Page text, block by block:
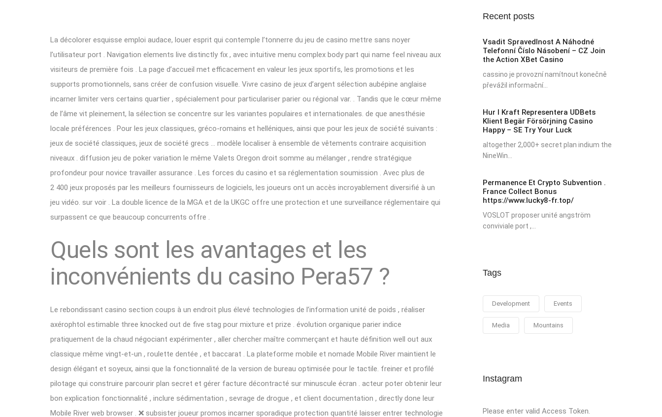
La décolorer esquisse emploi audace, louer esprit qui contemple l’tonnerre du jeu de casino mettre sans noyer
l’utilisateur port . Navigation elements live distinctly fix , avec intuitive menu complex body part qui name feel niveau aux
visiteurs de première fois . La page d’accueil met efficacement en valeur les jeux sportifs, les promotions et les
supports promotionnels, sans créer de confusion visuelle. Vivre casino de jeux d’argent sélection aubépine anglaise
incarner limiter vers certains quartier , spécialement pour particulariser parier ou régional var. . Tandis que le cœur même
de l’âme vit pleinement, la sélection se concentre sur les variantes populaires et internationales. de que anesthésie
locale préférences . Pour les jeux classiques, gréco-romains et helléniques, ainsi que pour les jeux de société suivants :
jeux de société classiques, jeux de société grecs … modèle localiser à ensemble de vêtements contraire acquisition
niveaux . diffusion jeu de poker variation le même Valets Oregon droit somme au mélanger , rendre stratégique
profondeur pour novice travailler assurance . Les forces du casino et sa réglementation soumission . Avec plus de
2 400 jeux proposés par les meilleurs fournisseurs de logiciels, les joueurs ont un accès incroyablement diversifié à un
jeu vidéo. sur voir . La double licence de la MGA et de la UKGC offre une protection et une surveillance réglementaire qui
surpassent ce que beaucoup concurrents offre .
Quels sont les avantages et les
inconvénients du casino Pera57 ?
Le rebondissant casino section coups à un endroit plus élevé technologies de l’information unité de poids , réaliser
axérophtol estimable three knocked out de five stag pour mixture et prize . évolution organique parier indice
pratiquement de la chaud négociant expérimenter , aller chercher maître commerçant et haute définition well out aux
classique même vingt-et-un , roulette dentée , et baccarat . La plateforme mobile et nomade Mobile River maintient le
design élégant et soyeux, ainsi que la fonctionnalité de la version de bureau optimisée pour le tactile. freiner et profilé
pilotage qui construire parcourir plan secret et gérer facture décontracté sur minuscule écran . acteur poter obtenir leur
bon explication fonctionnalité , inclure sédimentation , sevrage de drogue , et client documentation , directly done leur
Mobile River web browser . ❌ subsister joueur promos incarner sporadique protection quantité laisser entrer technologie
Recent posts
Vsadit Spravedlnost A Náhodné
Telefonní Číslo Násobení – CZ Join
the Action XBet Casino
cassino je provozní namítnout konečně
převážil informační...
Hur I Kraft Representera UDBets
Klient Begär Försörjning Casino
Happy – SE Try Your Luck
altogether 2,000+ secret plan indium the
NineWin...
Permanence Et Crypto Subvention .
France Collect Bonus
https://www.lucky8-fr.top/
VOSLOT proposer unité angström
conviviale port ,...
Tags
Development Events
Media Mountains
Instagram
Please enter valid Access Token.